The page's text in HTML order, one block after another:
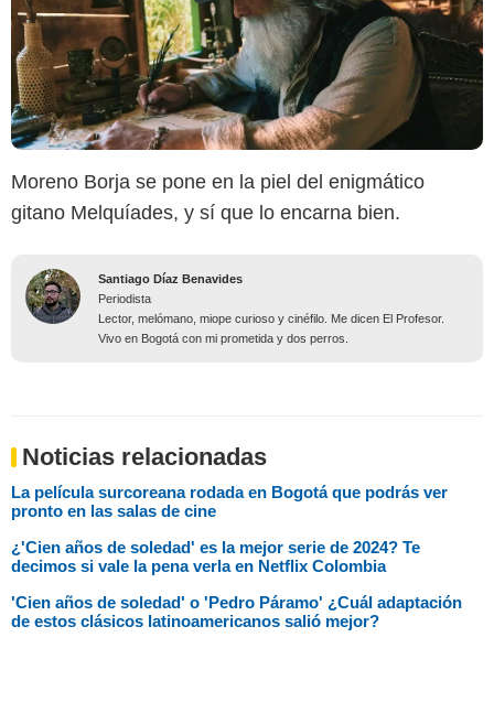
Moreno Borja se pone en la piel del enigmático
gitano Melquíades, y sí que lo encarna bien.
Santiago Díaz Benavides
Periodista
Lector, melómano, miope curioso y cinéfilo. Me dicen El Profesor.
Vivo en Bogotá con mi prometida y dos perros.
Noticias relacionadas
La película surcoreana rodada en Bogotá que podrás ver
pronto en las salas de cine
¿'Cien años de soledad' es la mejor serie de 2024? Te
decimos si vale la pena verla en Netflix Colombia
'Cien años de soledad' o 'Pedro Páramo' ¿Cuál adaptación
de estos clásicos latinoamericanos salió mejor?